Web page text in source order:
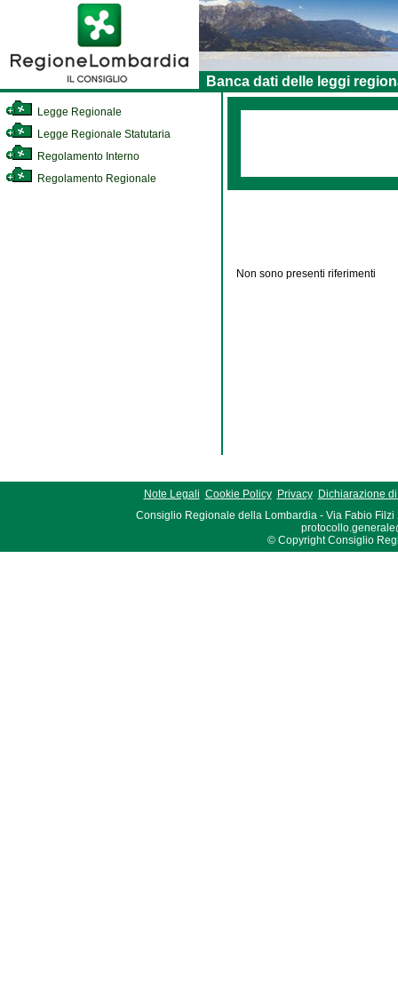
Banca dati delle leggi
Legge Regionale
Legge Regionale Statutaria
Regolamento Interno
Regolamento Regionale
Non sono presenti riferimenti
Note Legali Cookie Policy Privacy
Dichiarazione
Consiglio Regionale della Lombardia - Via Fabio Filzi
© Copyright Consiglio